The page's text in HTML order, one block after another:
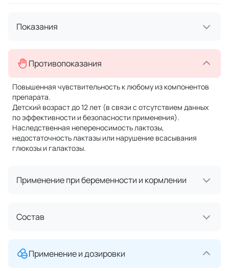
Показания
Противопоказания
Повышенная чувствительность к любому из компонентов
препарата.
Детский возраст до 12 лет (в связи с отсутствием данных
по эффективности и безопасности применения).
Наследственная непереносимость лактозы,
недостаточность лактазы или нарушение всасывания
глюкозы и галактозы.
Применение при беременности и кормлении
Состав
Применение и дозировки